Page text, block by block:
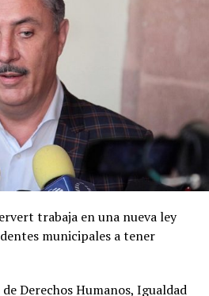
trabaja en una nueva ley
municipales a tener
Derechos Humanos, Igualdad